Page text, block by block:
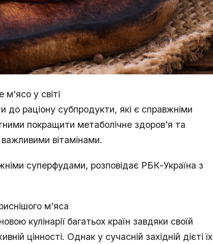
м'ясо у світі
до раціону субпродукти, які є справжніми
покращити метаболічне здоров'я та
вітамінами.
суперфудами, розповідає РБК-Україна з
м'яса
кулінарії багатьох країн завдяки своїй
цінності. Однак у сучасній західній дієті їх